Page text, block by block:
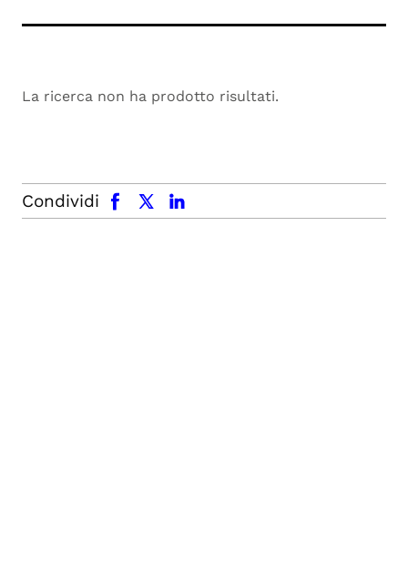
La ricerca non ha prodotto risultati.
Condividi
facebook x.com linkedin